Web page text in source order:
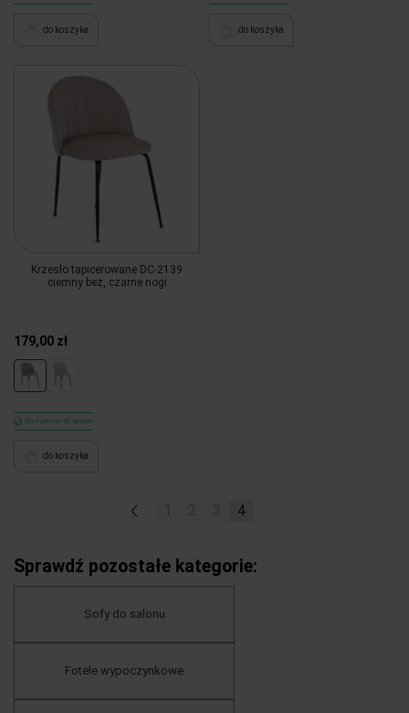
do koszyka do koszyka
Krzesło tapicerowane DC-2139
ciemny beż, czarne nogi
179,00 zł
Wysyłka w 48 godzin
do koszyka
« 4
Sprawdź pozostałe kategorie:
Sofy do salonu
Fotele wypoczynkowe